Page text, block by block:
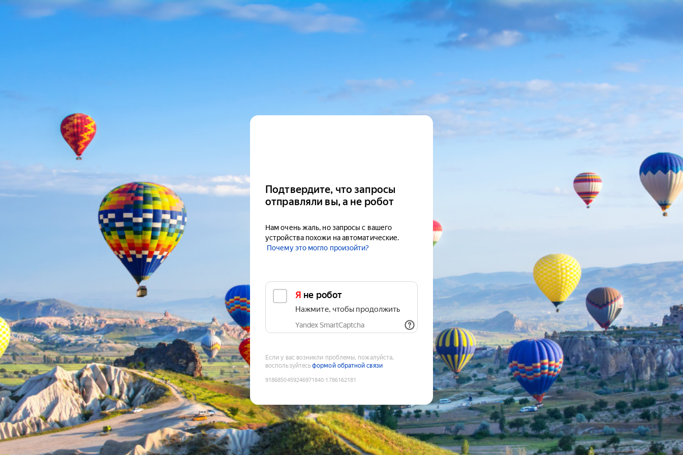
Подтвердите, что запросы
отправляли вы, а не робот
Нам очень жаль, но запросы с вашего
устройства похожи на автоматические.
Почему это могло произойти?
Я не робот
Нажмите, чтобы продолжить
Yandex SmartCaptcha
Если у вас возникли проблемы, пожалуйста,
воспользуйтесьформой обратной связи
9186850459246971840:1786162181